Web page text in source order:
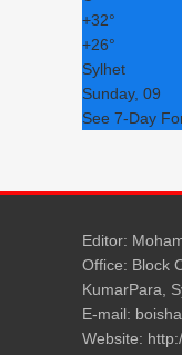
+32°
+26°
Sylhet
Sunday, 09
See 7-Day
Editor:
Office: Block
KumarPara,
E-mail:
Website: